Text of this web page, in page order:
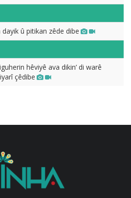
û pitikan zêde dibe
hêviyê ava dikin’ di warê
çêdibe